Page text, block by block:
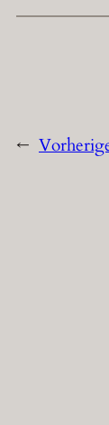
←